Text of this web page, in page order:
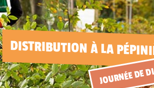
DISTRIBUTION À LA
JOURNÉE DE